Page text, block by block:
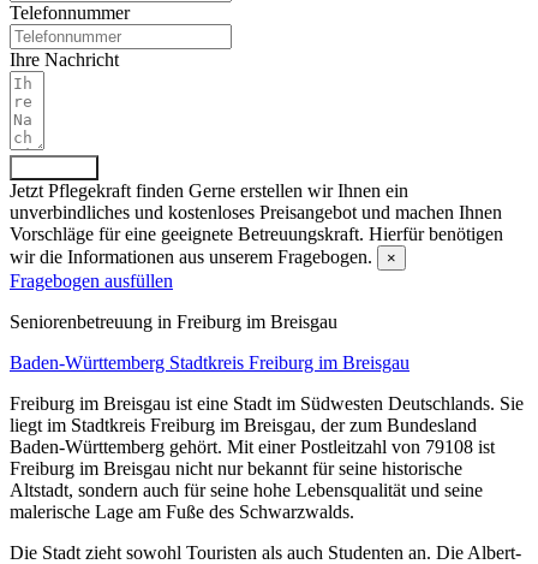
Telefonnummer
Ihre Nachricht
Jetzt Pflegekraft finden Gerne erstellen wir Ihnen ein
unverbindliches und kostenloses Preisangebot und machen Ihnen
Vorschläge für eine geeignete Betreuungskraft. Hierfür benötigen
wir die Informationen aus unserem Fragebogen.
×
Fragebogen ausfüllen
Senioren­betreuung in Freiburg im Breisgau
Baden-Württemberg Stadtkreis Freiburg im Breisgau
Freiburg im Breisgau ist eine Stadt im Südwesten Deutschlands. Sie
liegt im Stadtkreis Freiburg im Breisgau, der zum Bundesland
Baden-Württemberg gehört. Mit einer Postleitzahl von 79108 ist
Freiburg im Breisgau nicht nur bekannt für seine historische
Altstadt, sondern auch für seine hohe Lebensqualität und seine
malerische Lage am Fuße des Schwarzwalds.
Die Stadt zieht sowohl Touristen als auch Studenten an. Die Albert-